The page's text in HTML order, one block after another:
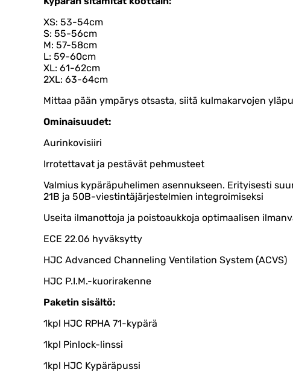
XS: 53-54cm
S: 55-56cm
M: 57-58cm
L: 59-60cm
XL: 61-62cm
2XL: 63-64cm
Mittaa pään ympärys otsasta, siitä kulmakarvojen
Ominaisuudet:
Aurinkovisiiri
Irrotettavat ja pestävät pehmusteet
Valmius kypäräpuhelimen asennukseen. Erityisesti
21B ja 50B-viestintäjärjestelmien integroimiseksi
Useita ilmanottoja ja poistoaukkoja optimaalisen
ECE 22.06 hyväksytty
HJC Advanced Channeling Ventilation System (ACVS)
HJC P.I.M.-kuorirakenne
Paketin sisältö:
1kpl HJC RPHA 71-kypärä
1kpl Pinlock-linssi
1kpl HJC Kypäräpussi